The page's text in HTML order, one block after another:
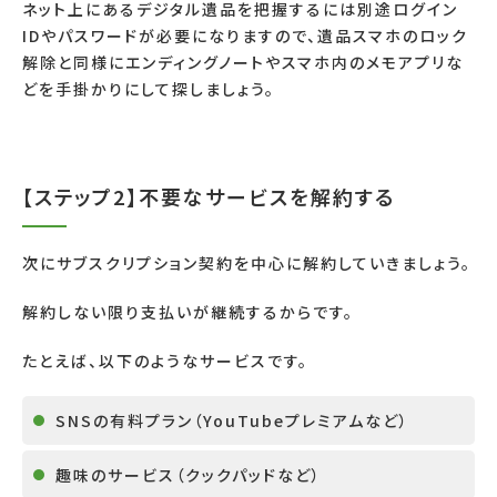
ネット上にあるデジタル遺品を把握するには別途ログイン
IDやパスワードが必要になりますので、遺品スマホのロック
解除と同様にエンディングノートやスマホ内のメモアプリな
どを手掛かりにして探しましょう。
【ステップ2】不要なサービスを解約する
次にサブスクリプション契約を中心に解約していきましょう。
解約しない限り支払いが継続するからです。
たとえば、以下のようなサービスです。
SNSの有料プラン（YouTubeプレミアムなど）
趣味のサービス（クックパッドなど）